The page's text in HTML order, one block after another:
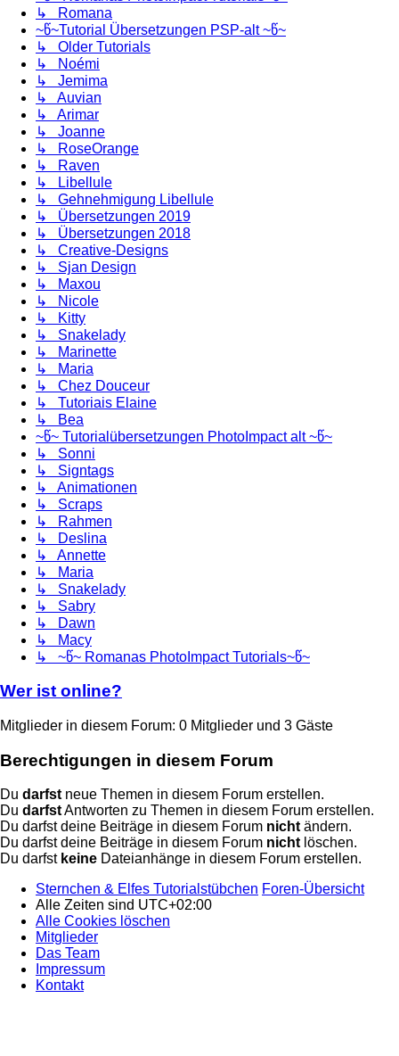
↳ Romana
~წ~Tutorial Übersetzungen PSP-alt ~წ~
↳ Older Tutorials
↳ Noémi
↳ Jemima
↳ Auvian
↳ Arimar
↳ Joanne
↳ RoseOrange
↳ Raven
↳ Libellule
↳ Gehnehmigung Libellule
↳ Übersetzungen 2019
↳ Übersetzungen 2018
↳ Creative-Designs
↳ Sjan Design
↳ Maxou
↳ Nicole
↳ Kitty
↳ Snakelady
↳ Marinette
↳ Maria
↳ Chez Douceur
↳ Tutoriais Elaine
↳ Bea
~წ~ Tutorialübersetzungen PhotoImpact alt ~წ~
↳ Sonni
↳ Signtags
↳ Animationen
↳ Scraps
↳ Rahmen
↳ Deslina
↳ Annette
↳ Maria
↳ Snakelady
↳ Sabry
↳ Dawn
↳ Macy
↳ ~წ~ Romanas PhotoImpact Tutorials~წ~
Wer ist online?
Mitglieder in diesem Forum: 0 Mitglieder und 3 Gäste
Berechtigungen in diesem Forum
Du darfstneue Themen in diesem Forum erstellen.
Du darfstAntworten zu Themen in diesem Forum erstellen.
Du darfst deine Beiträge in diesem Forum nichtändern.
Du darfst deine Beiträge in diesem Forum nichtlöschen.
Du darfst keine Dateianhänge in diesem Forum erstellen.
Sternchen & Elfes Tutorialstübchen Foren-Übersicht
Alle Zeiten sind UTC+02:00
Alle Cookies löschen
Mitglieder
Das Team
Impressum
Kontakt